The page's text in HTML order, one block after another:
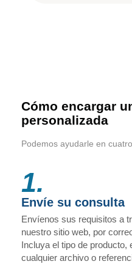
Cómo encargar
personalizada
Podemos ayudarle en
1.
Envíe su consulta
Envíenos sus requisitos a
nuestro sitio web, por
Incluya el tipo de producto,
cualquier archivo o